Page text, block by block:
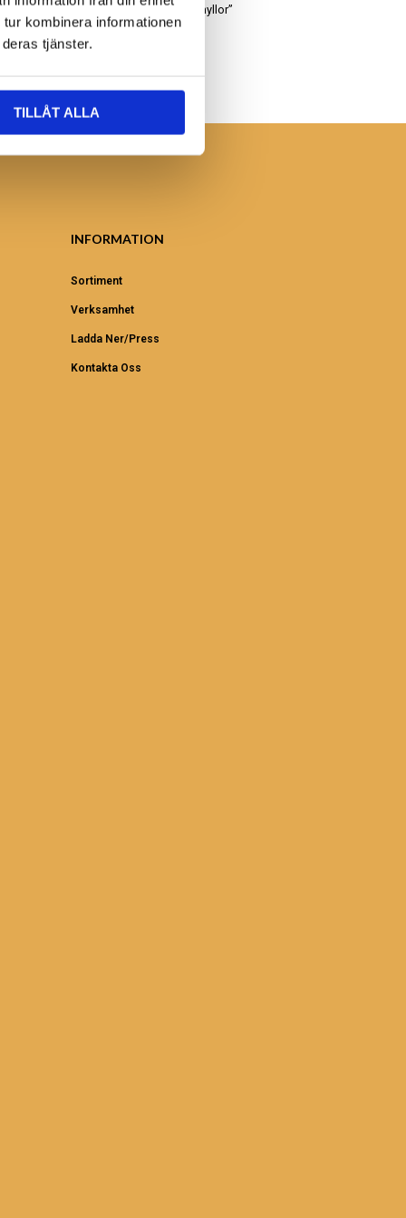
kombinera informationen
tjänster.
TILLÅT ALLA
Leta bland våra “uddahyllor”
INFORMATION
Sortiment
Verksamhet
Ladda Ner/Press
Kontakta Oss